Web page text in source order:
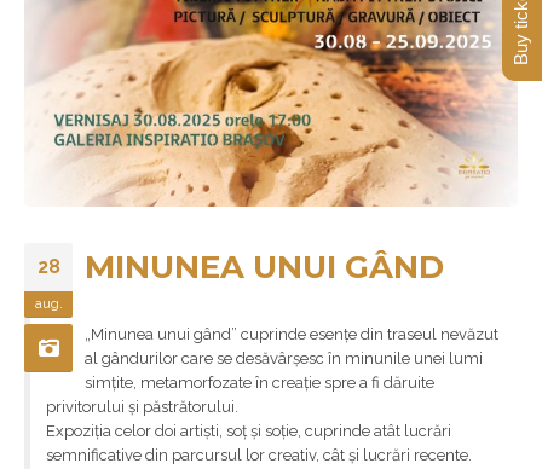
28
aug.
MINUNEA UNUI GÂND
„Minunea unui gând” cuprinde esențe din traseul nevăzut
al gândurilor care se desăvârșesc în minunile unei lumi
simțite, metamorfozate în creație spre a fi dăruite
privitorului și păstrătorului.
Expoziția celor doi artiști, soț și soție, cuprinde atât lucrări
semnificative din parcursul lor creativ, cât și lucrări recente.
Buy tickets